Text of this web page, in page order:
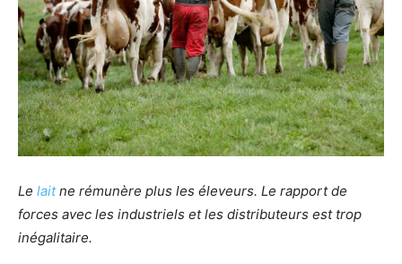
Le laitne rémunère plus les éleveurs. Le rapport de
forces avec les industriels et les distributeurs est trop
inégalitaire.